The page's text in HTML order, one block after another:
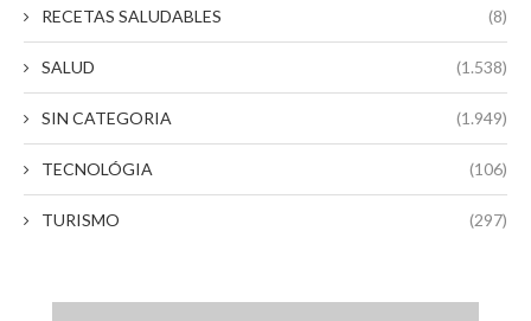
RECETAS SALUDABLES (8)
SALUD (1.538)
SIN CATEGORIA (1.949)
TECNOLÓGIA (106)
TURISMO (297)